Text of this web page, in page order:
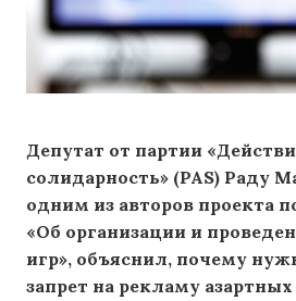
Депутат от партии
солидарность» (PAS) Раду
одним из авторов проекта
«Об организации и
игр», объяснил, почему
запрет на рекламу азартных